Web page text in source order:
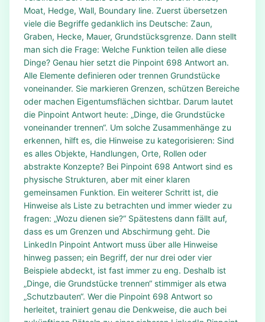
Moat, Hedge, Wall, Boundary line. Zuerst übersetzen
viele die Begriffe gedanklich ins Deutsche: Zaun,
Graben, Hecke, Mauer, Grundstücksgrenze. Dann stellt
man sich die Frage: Welche Funktion teilen alle diese
Dinge? Genau hier setzt die Pinpoint 698 Antwort an.
Alle Elemente definieren oder trennen Grundstücke
voneinander. Sie markieren Grenzen, schützen Bereiche
oder machen Eigentumsflächen sichtbar. Darum lautet
die Pinpoint Antwort heute: „Dinge, die Grundstücke
voneinander trennen“. Um solche Zusammenhänge zu
erkennen, hilft es, die Hinweise zu kategorisieren: Sind
es alles Objekte, Handlungen, Orte, Rollen oder
abstrakte Konzepte? Bei Pinpoint 698 Antwort sind es
physische Strukturen, aber mit einer klaren
gemeinsamen Funktion. Ein weiterer Schritt ist, die
Hinweise als Liste zu betrachten und immer wieder zu
fragen: „Wozu dienen sie?“ Spätestens dann fällt auf,
dass es um Grenzen und Abschirmung geht. Die
LinkedIn Pinpoint Antwort muss über alle Hinweise
hinweg passen; ein Begriff, der nur drei oder vier
Beispiele abdeckt, ist fast immer zu eng. Deshalb ist
„Dinge, die Grundstücke trennen“ stimmiger als etwa
„Schutzbauten“. Wer die Pinpoint 698 Antwort so
herleitet, trainiert genau die Denkweise, die auch bei